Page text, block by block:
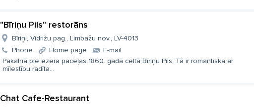
"Bīriņu Pils" restorāns
Bīriņi, Vidrižu pag., Limbažu nov., LV-4013
Phone
Home page
E-mail
Pakalnā pie ezera paceļas 1860. gadā celtā Bīriņu Pils. Tā ir romantiska ar
mīlestību radīta...
Chat Cafe-Restaurant